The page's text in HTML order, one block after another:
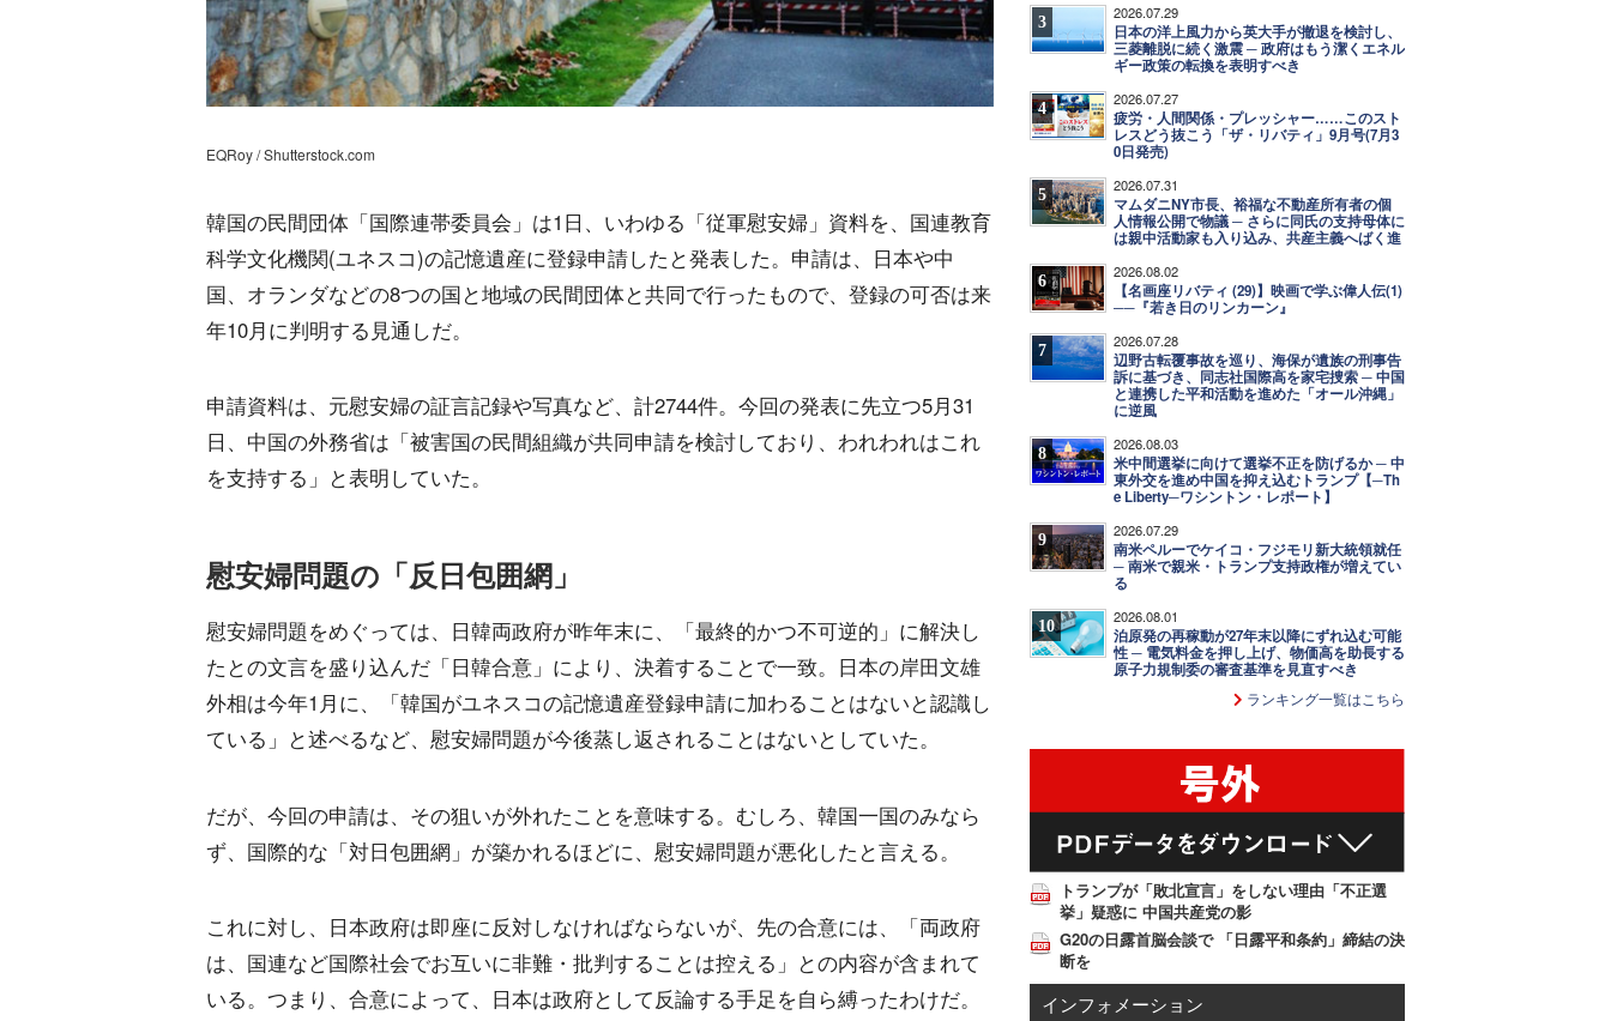
EQRoy / Shutterstock.com
韓国の民間団体「国際連帯委員会」は1日、いわゆる「従軍慰安婦」資料を、国連教育
科学文化機関(ユネスコ)の記憶遺産に登録申請したと発表した。申請は、日本や中
国、オランダなどの8つの国と地域の民間団体と共同で行ったもので、登録の可否は来
年10月に判明する見通しだ。
申請資料は、元慰安婦の証言記録や写真など、計2744件。今回の発表に先立つ5月31
日、中国の外務省は「被害国の民間組織が共同申請を検討しており、われわれはこれ
を支持する」と表明していた。
慰安婦問題の「反日包囲網」
慰安婦問題をめぐっては、日韓両政府が昨年末に、「最終的かつ不可逆的」に解決し
たとの文言を盛り込んだ「日韓合意」により、決着することで一致。日本の岸田文雄
外相は今年1月に、「韓国がユネスコの記憶遺産登録申請に加わることはないと認識し
ている」と述べるなど、慰安婦問題が今後蒸し返されることはないとしていた。
だが、今回の申請は、その狙いが外れたことを意味する。むしろ、韓国一国のみなら
ず、国際的な「対日包囲網」が築かれるほどに、慰安婦問題が悪化したと言える。
これに対し、日本政府は即座に反対しなければならないが、先の合意には、「両政府
は、国連など国際社会でお互いに非難・批判することは控える」との内容が含まれて
いる。つまり、合意によって、日本は政府として反論する手足を自ら縛ったわけだ。
3 2026.07.29
日本の洋上風力から英大手が撤退を検討し、
三菱離脱に続く激震 ─ 政府はもう潔くエネル
ギー政策の転換を表明すべき
4 2026.07.27
疲労・人間関係・プレッシャー……このスト
レスどう抜こう「ザ・リバティ」9月号(7月3
0日発売)
5 2026.07.31
マムダニNY市長、裕福な不動産所有者の個
人情報公開で物議 ─ さらに同氏の支持母体に
は親中活動家も入り込み、共産主義へばく進
6 2026.08.02
【名画座リバティ (29)】映画で学ぶ偉人伝(1)
──『若き日のリンカーン』
7 2026.07.28
辺野古転覆事故を巡り、海保が遺族の刑事告
訴に基づき、同志社国際高を家宅捜索 ─ 中国
と連携した平和活動を進めた「オール沖縄」
に逆風
8 2026.08.03
米中間選挙に向けて選挙不正を防げるか ─ 中
東外交を進め中国を抑え込むトランプ【─Th
e Liberty─ワシントン・レポート】
9 2026.07.29
南米ペルーでケイコ・フジモリ新大統領就任
─ 南米で親米・トランプ支持政権が増えてい
る
10 2026.08.01
泊原発の再稼動が27年末以降にずれ込む可能
性 ─ 電気料金を押し上げ、物価高を助長する
原子力規制委の審査基準を見直すべき
ランキング一覧はこちら
トランプが「敗北宣言」をしない理由「不正選
挙」疑惑に 中国共産党の影
G20の日露首脳会談で 「日露平和条約」締結の決
断を
インフォメーション